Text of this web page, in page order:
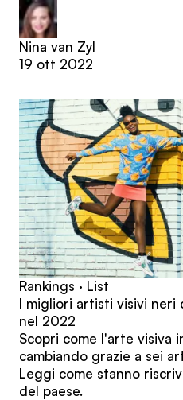
Nina van Zyl
19 ott 2022
Rankings · List
I migliori artisti visivi neri
nel 2022
Scopri come l'arte visiva
cambiando grazie a sei
Leggi come stanno
del paese.